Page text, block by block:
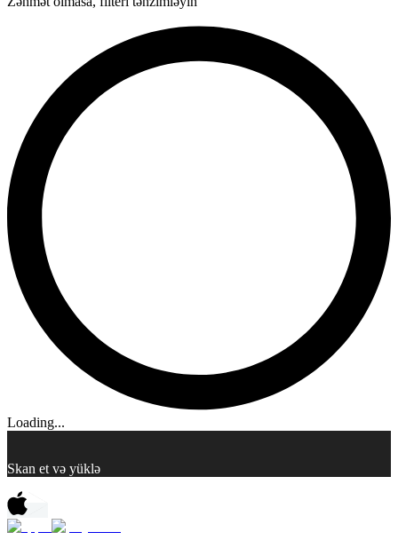
Loading...
Skan et və yüklə